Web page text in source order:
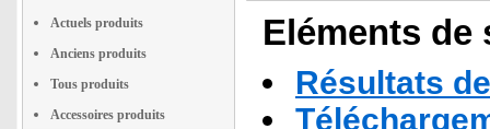
Actuels produits
Anciens produits
Tous produits
Accessoires produits
Eléments
Résultats